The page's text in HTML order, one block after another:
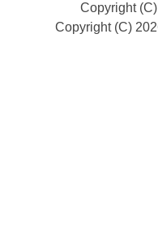
Copyright
Copyright (C)